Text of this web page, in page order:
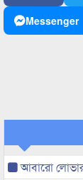
Messenger
আবারো লোভার